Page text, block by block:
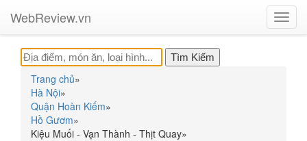
WebReview.vn
Trang chủ»
Hà Nội»
Quận Hoàn Kiếm»
Hồ Gươm»
Kiệu Muối - Vạn Thành - Thịt Quay»